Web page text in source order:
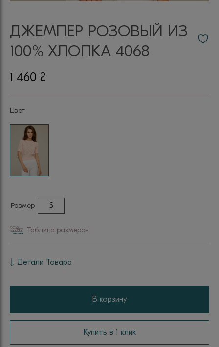
ДЖЕМПЕР РОЗОВЫЙ ИЗ
100% ХЛОПКА 4068
1 460 ₴
Цвет
Размер S
Таблица размеров
Детали Товара
В корзину
Купить в 1 клик